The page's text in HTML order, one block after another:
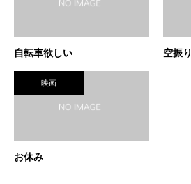
自転車欲しい 空振り
映画
お休み